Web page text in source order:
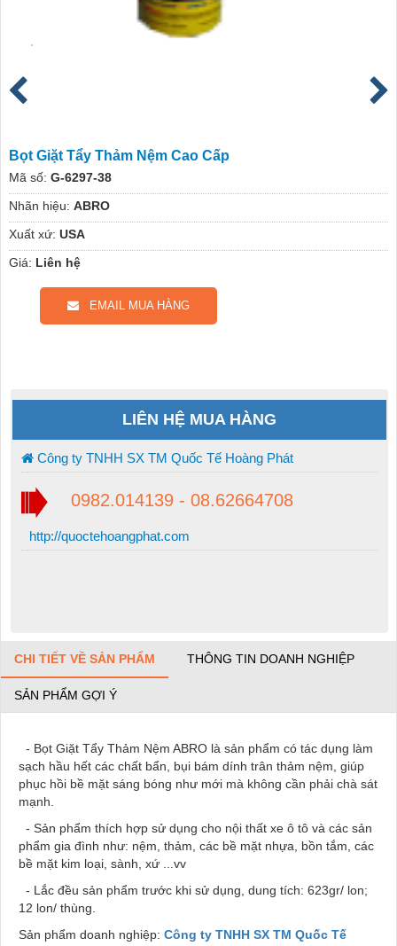
Bọt Giặt Tẩy Thảm Nệm Cao Cấp
Mã số: G-6297-38
Nhãn hiệu: ABRO
Xuất xứ: USA
Giá: Liên hệ
EMAIL MUA HÀNG
LIÊN HỆ MUA HÀNG
Công ty TNHH SX TM Quốc Tế Hoàng Phát
0982.014139 - 08.62664708
http://quoctehoangphat.com
CHI TIẾT VỀ SẢN PHẨM THÔNG TIN DOANH NGHIỆP
SẢN PHẨM GỢI Ý
- Bọt Giặt Tẩy Thảm Nệm ABRO là sản phẩm có tác dụng làm
sạch hầu hết các chất bẩn, bụi bám dính trân thảm nệm, giúp
phục hồi bề mặt sáng bóng như mới mà không cần phải chà sát
mạnh.
- Sản phẩm thích hợp sử dụng cho nội thất xe ô tô và các sản
phẩm gia đình như: nệm, thảm, các bề mặt nhựa, bồn tắm, các
bề mặt kim loại, sành, xứ ...vv
- Lắc đều sản phẩm trước khi sử dụng, dung tích: 623gr/ lon;
12 lon/ thùng.
Sản phẩm doanh nghiệp: Công ty TNHH SX TM Quốc Tế